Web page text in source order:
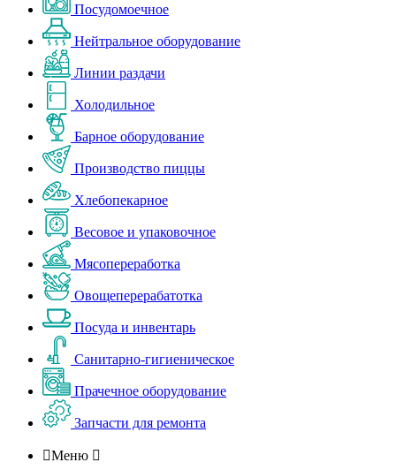
Посудомоечное
Нейтральное оборудование
Линии раздачи
Холодильное
Барное оборудование
Производство пиццы
Хлебопекарное
Весовое и упаковочное
Мясопереработка
Овощеперерабатотка
Посуда и инвентарь
Санитарно-гигиеническое
Прачечное оборудование
Запчасти для ремонта
Меню 